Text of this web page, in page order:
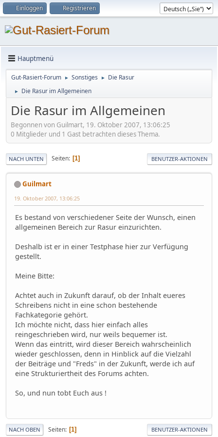
Einloggen Registrieren
Hauptmenü
Gut-Rasiert-Forum ► Sonstiges ► Die Rasur
► Die Rasur im Allgemeinen
Die Rasur im Allgemeinen
Begonnen von Guilmart, 19. Oktober 2007, 13:06:25
0 Mitglieder und 1 Gast betrachten dieses Thema.
NACH UNTEN Seiten 1 BENUTZER-AKTIONEN
Guilmart
19. Oktober 2007, 13:06:25
Es bestand von verschiedener Seite der Wunsch, einen
allgemeinen Bereich zur Rasur einzurichten.
Deshalb ist er in einer Testphase hier zur Verfügung
gestellt.
Meine Bitte:
Achtet auch in Zukunft darauf, ob der Inhalt eueres
Schreibens nicht in eine schon bestehende
Fachkategorie gehört.
Ich möchte nicht, dass hier einfach alles
reingeschrieben wird, nur weils bequemer ist.
Wenn das eintritt, wird dieser Bereich wahrscheinlich
wieder geschlossen, denn in Hinblick auf die Vielzahl
der Beiträge und "Freds" in der Zukunft, werde ich auf
eine Strukturiertheit des Forums achten.
So, und nun tobt Euch aus !
NACH OBEN Seiten 1 BENUTZER-AKTIONEN